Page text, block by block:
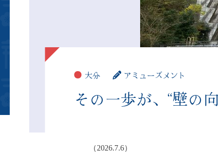
大分 アミューズメント
その一歩が、“壁
（2026.7.6）